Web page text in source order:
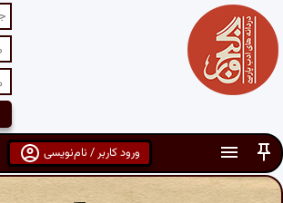
ورود کاربر / نام‌نویسی